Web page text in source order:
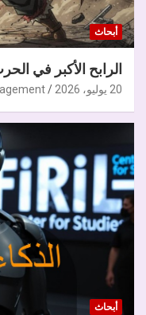
أبحاث
الرابح الأكبر في
20 يوليو، 2026
أبحاث